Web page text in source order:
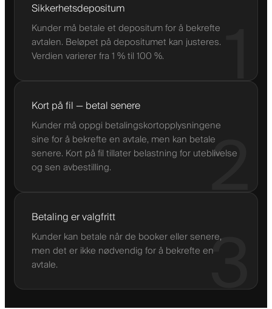
Sikkerhetsdepositum
Kunder må betale et depositum for å bekrefte
avtalen. Beløpet på depositumet kan justeres.
Verdien varierer fra 1 % til 100 %.
2
Kort på fil — betal senere
Kunder må oppgi betalingskortopplysningene
sine for å bekrefte en avtale, men kan betale
senere. Kort på fil tillater belastning for uteblivelse
og sen avbestilling.
3
Betaling er valgfritt
Kunder kan betale når de booker eller senere,
men det er ikke nødvendig for å bekrefte en
avtale.